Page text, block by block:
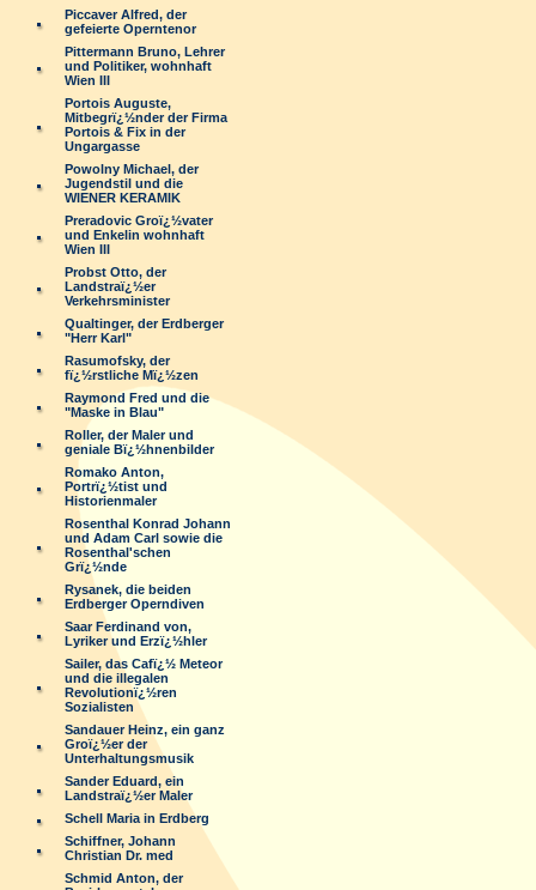
Piccaver Alfred, der
gefeierte Operntenor
Pittermann Bruno, Lehrer
und Politiker, wohnhaft
Wien III
Portois Auguste,
Mitbegrï¿½nder der Firma
Portois & Fix in der
Ungargasse
Powolny Michael, der
Jugendstil und die
WIENER KERAMIK
Preradovic Groï¿½vater
und Enkelin wohnhaft
Wien III
Probst Otto, der
Landstraï¿½er
Verkehrsminister
Qualtinger, der Erdberger
"Herr Karl"
Rasumofsky, der
fï¿½rstliche Mï¿½zen
Raymond Fred und die
"Maske in Blau"
Roller, der Maler und
geniale Bï¿½hnenbilder
Romako Anton,
Portrï¿½tist und
Historienmaler
Rosenthal Konrad Johann
und Adam Carl sowie die
Rosenthal'schen
Grï¿½nde
Rysanek, die beiden
Erdberger Operndiven
Saar Ferdinand von,
Lyriker und Erzï¿½hler
Sailer, das Cafï¿½ Meteor
und die illegalen
Revolutionï¿½ren
Sozialisten
Sandauer Heinz, ein ganz
Groï¿½er der
Unterhaltungsmusik
Sander Eduard, ein
Landstraï¿½er Maler
Schell Maria in Erdberg
Schiffner, Johann
Christian Dr. med
Schmid Anton, der